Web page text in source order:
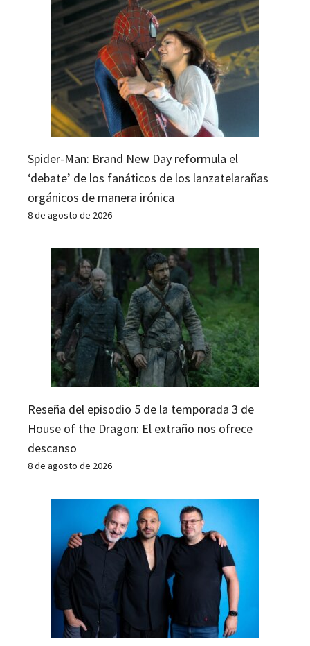
Spider-Man: Brand New Day reformula el
‘debate’ de los fanáticos de los lanzatelarañas
orgánicos de manera irónica
8 de agosto de 2026
Reseña del episodio 5 de la temporada 3 de
House of the Dragon: El extraño nos ofrece
descanso
8 de agosto de 2026